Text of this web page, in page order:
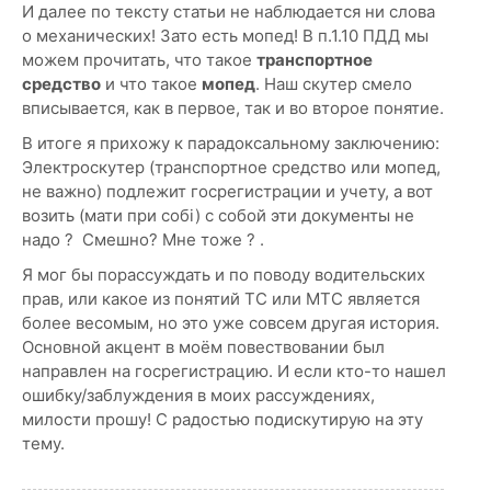
И далее по тексту статьи не наблюдается ни слова
о механических! Зато есть мопед! В п.1.10 ПДД мы
можем прочитать, что такое транспортное
средство и что такое мопед. Наш скутер смело
вписывается, как в первое, так и во второе понятие.
В итоге я прихожу к парадоксальному заключению:
Электроскутер (транспортное средство или мопед,
не важно) подлежит госрегистрации и учету, а вот
возить (мати при собі) с собой эти документы не
надо ? Смешно? Мне тоже ? .
Я мог бы порассуждать и по поводу водительских
прав, или какое из понятий ТС или МТС является
более весомым, но это уже совсем другая история.
Основной акцент в моём повествовании был
направлен на госрегистрацию. И если кто-то нашел
ошибку/заблуждения в моих рассуждениях,
милости прошу! С радостью подискутирую на эту
тему.